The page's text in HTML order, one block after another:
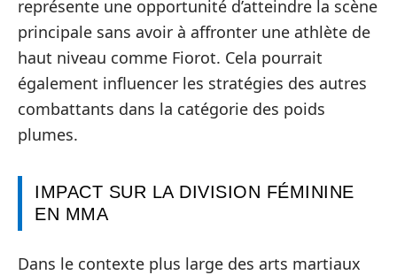
représente une opportunité d’atteindre la scène
principale sans avoir à affronter une athlète de
haut niveau comme Fiorot. Cela pourrait
également influencer les stratégies des autres
combattants dans la catégorie des poids
plumes.
IMPACT SUR LA DIVISION FÉMININE
EN MMA
Dans le contexte plus large des arts martiaux